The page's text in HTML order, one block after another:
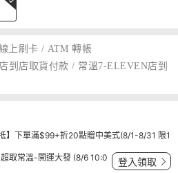
上刷卡 / ATM 轉帳
到店取貨付款 / 常溫7-ELEVEN店到
抵】下單滿$99+折20點贈中美式(8/1-8/31 限1
取常溫-開運大發 (8/6 10:0
登入領取